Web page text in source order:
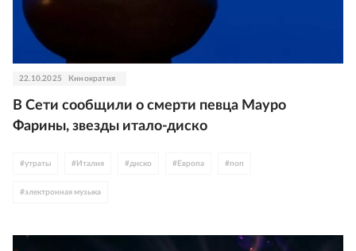
22.10.2025 Кинократия
В Сети сообщили о смерти певца Мауро
Фарины, звезды итало-диско
#утраты # Италия # диско # Европа #поп
#электронная музыка